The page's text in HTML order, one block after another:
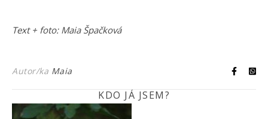
Text + foto: Maia Špačková
Autor/ka Maia
KDO JÁ JSEM?